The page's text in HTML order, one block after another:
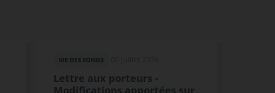
VIE DES FONDS
Lettre aux porteurs -
Modifications apportées sur